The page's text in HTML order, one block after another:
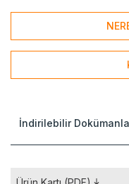
İndirilebilir